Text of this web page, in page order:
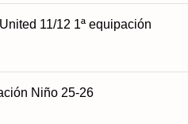
11/12 1ª equipación
Niño 25-26